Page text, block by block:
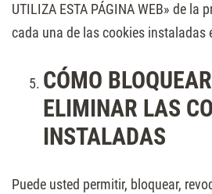
UTILIZA ESTA PÁGINA WEB» de la
cada una de las cookies instaladas
CÓMO
ELIMINAR LAS
INSTALADAS
Puede usted permitir, bloquear,